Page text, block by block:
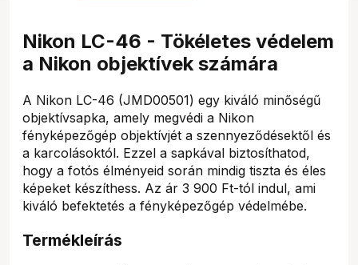
Nikon LC-46 - Tökéletes védelem
a Nikon objektívek számára
A Nikon LC-46 (JMD00501) egy kiváló minőségű
objektívsapka, amely megvédi a Nikon
fényképezőgép objektívjét a szennyeződésektől és
a karcolásoktól. Ezzel a sapkával biztosíthatod,
hogy a fotós élményeid során mindig tiszta és éles
képeket készíthess. Az ár 3 900 Ft-tól indul, ami
kiváló befektetés a fényképezőgép védelmébe.
Termékleírás